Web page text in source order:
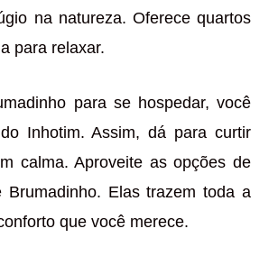
na natureza. Oferece quartos
para relaxar.
para se hospedar, você
Inhotim. Assim, dá para curtir
calma. Aproveite as opções de
Brumadinho. Elas trazem toda a
que você merece.